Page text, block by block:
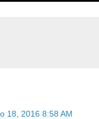
18, 2016 8:58 AM